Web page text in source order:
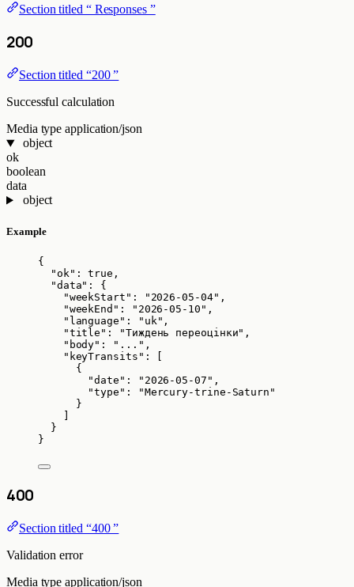
Section titled “ Responses ”
200
Section titled “200 ”
Successful calculation
Media type application/json
object
ok
boolean
data
object
Example
{
"ok" : true ,
"data" : {
"weekStart" : " 2026-05-04" ,
"weekEnd" : " 2026-05-10 " ,
"language" : " uk " ,
"title" : "Тиждень переоцінки" ,
"body" : " ... " ,
"keyTransits" : [
{
"date" : " 2026-05-07 " ,
"type" : "Mercury-trine-Saturn "
}
}
}
400
Section titled “400 ”
Validation error
Media type application/json